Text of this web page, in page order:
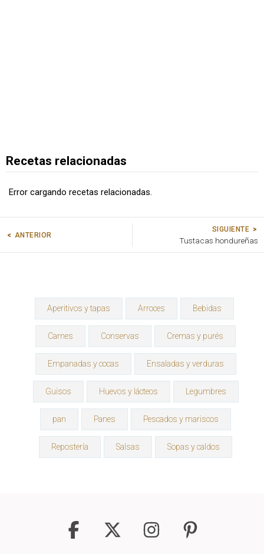
Recetas relacionadas
Error cargando recetas relacionadas.
ANTERIOR
SIGUIENTE
Tustacas hondureñas
Aperitivos y tapas Arroces Bebidas
Carnes Conservas Cremas y purés
Empanadas y cocas Ensaladas y verduras
Guisos Huevos y lácteos Legumbres
pan Panes Pescados y mariscos
Repostería Salsas Sopas y caldos